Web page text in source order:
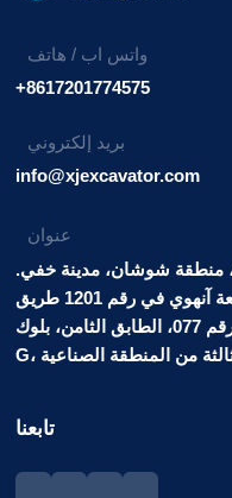
واتس اب / هاتف
+8617201774575
بريد إلكتروني
info@xjexcavator.com
عنوان
منطقة شوشان، مدينة خفي.
التجارة الإلكترونية عبر الحدود بمقاطعة آنهوي في رقم 1201 طريق
هوافنغ، منطقة خفي، منطقة ييشي. رقم 077، الطابق الثامن، بلوك
تابعنا